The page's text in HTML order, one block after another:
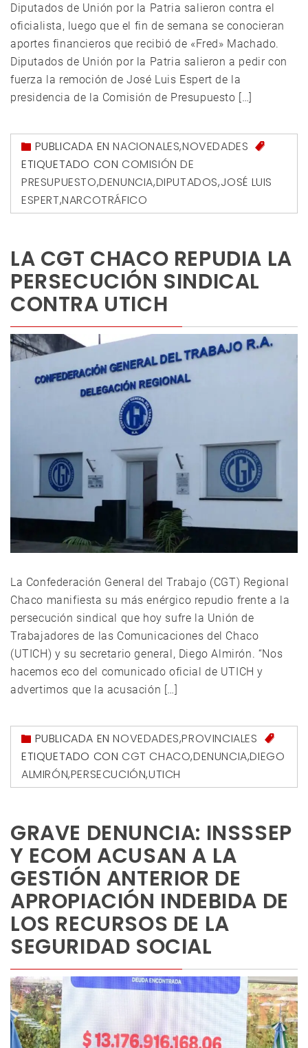
Diputados de Unión por la Patria salieron contra el
oficialista, luego que el fin de semana se conocieran
aportes financieros que recibió de «Fred» Machado.
Diputados de Unión por la Patria salieron a pedir con
fuerza la remoción de José Luis Espert de la
presidencia de la Comisión de Presupuesto […]
PUBLICADA ENNACIONALES,NOVEDADES
ETIQUETADO CON COMISIÓN DE
PRESUPUESTO,DENUNCIA,DIPUTADOS,JOSÉ LUIS
ESPERT,NARCOTRÁFICO
LA CGT CHACO REPUDIA LA
PERSECUCIÓN SINDICAL
CONTRA UTICH
La Confederación General del Trabajo (CGT) Regional
Chaco manifiesta su más enérgico repudio frente a la
persecución sindical que hoy sufre la Unión de
Trabajadores de las Comunicaciones del Chaco
(UTICH) y su secretario general, Diego Almirón. “Nos
hacemos eco del comunicado oficial de UTICH y
advertimos que la acusación […]
PUBLICADA ENNOVEDADES,PROVINCIALES
ETIQUETADO CON CGT CHACO,DENUNCIA,DIEGO
ALMIRÓN,PERSECUCIÓN,UTICH
GRAVE DENUNCIA: INSSSEP
Y ECOM ACUSAN A LA
GESTIÓN ANTERIOR DE
APROPIACIÓN INDEBIDA DE
LOS RECURSOS DE LA
SEGURIDAD SOCIAL